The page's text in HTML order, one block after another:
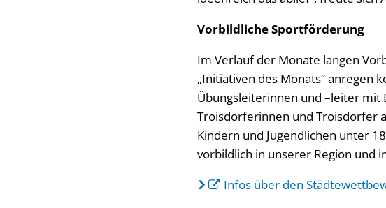
Vorbildliche Sportförderung
Im Verlauf der Monate langen
„Initiativen des Monats“ anregen
Übungsleiterinnen und –leiter mit
Troisdorferinnen und Troisdorfer
Kindern und Jugendlichen unter
vorbildlich in unserer Region und
Infos über den